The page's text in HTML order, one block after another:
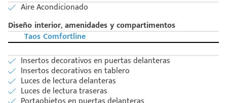
Escríbenos
+528121278366
Código
Postal
Ingresar
Aire Acondicionado
Diseño interior, amenidades y compartimentos
Taos Comfortline
Insertos decorativos en puertas delanteras
Insertos decorativos en tablero
Luces de lectura delanteras
Luces de lectura traseras